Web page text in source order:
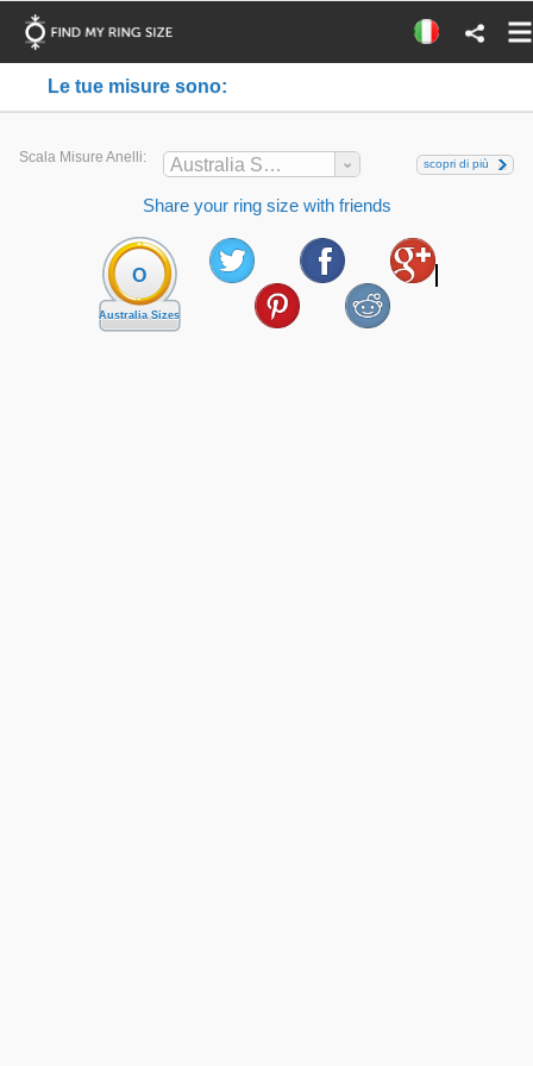
Le tue misure sono:
Scala Misure Anelli: Australia Sizes scopri di più
Share your ring size with friends
O
Australia Sizes